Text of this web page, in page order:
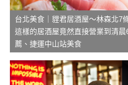
台北美食｜貍君居酒屋～林森北7
這樣的居酒屋竟然直接營業到清
薦、捷運中山站美食